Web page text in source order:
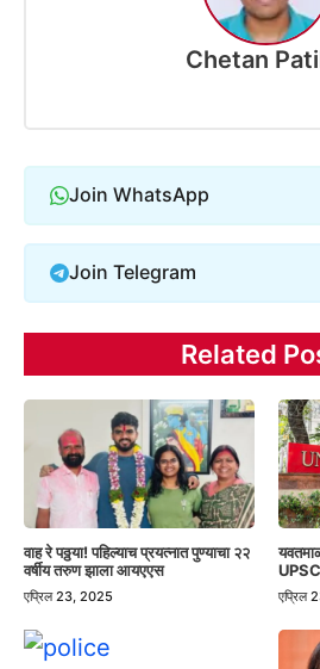
Chetan
Join WhatsApp
Join Telegram
Related
वाह रे पठ्ठया! पहिल्याच प्रयत्नात पुण्याचा २२
वर्षीय तरुण झाला आयएएस
एप्रिल 23, 2025
UPSC
एप्रिल